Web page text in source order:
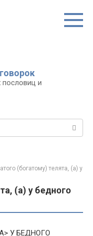
пословиц и
(богатому) телята, (а) у
(а) у бедного
У БЕДНОГО